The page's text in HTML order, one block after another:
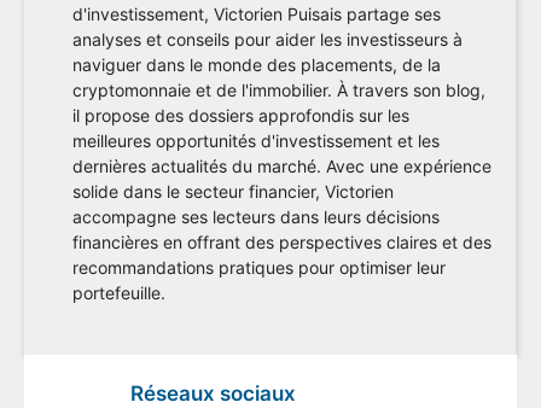
d'investissement, Victorien Puisais partage ses
analyses et conseils pour aider les investisseurs à
naviguer dans le monde des placements, de la
cryptomonnaie et de l'immobilier. À travers son blog,
il propose des dossiers approfondis sur les
meilleures opportunités d'investissement et les
dernières actualités du marché. Avec une expérience
solide dans le secteur financier, Victorien
accompagne ses lecteurs dans leurs décisions
financières en offrant des perspectives claires et des
recommandations pratiques pour optimiser leur
portefeuille.
Réseaux sociaux